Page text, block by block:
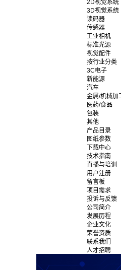
2D视觉系统
3D视觉系统
读码器
传感器
工业相机
标准光源
视觉配件
按行业分类
3C电子
新能源
汽车
金属/机械加
医药/食品
包装
其他
产品目录
图纸参数
下载中心
技术指南
直播与培训
用户注册
留言板
项目需求
投诉与反馈
公司简介
发展历程
企业文化
荣誉资质
联系我们
人才招聘